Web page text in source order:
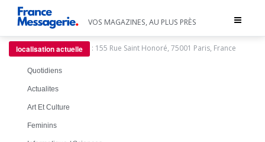
Toggle
VOS MAGAZINES, AU PLUS PRÈS
localisation actuelle : 155 Rue Saint Honoré, 75001 Paris, France
Quotidiens
Actualites
Art Et Culture
Feminins